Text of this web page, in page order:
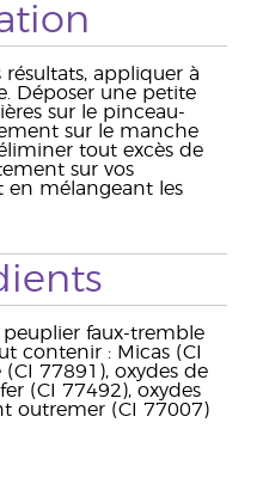
appliquer à
Déposer une petite
sur le pinceau-
sur le manche
tout excès de
sur vos
en mélangeant les
peuplier faux-tremble
contenir : Micas (CI
77891), oxydes de
(CI 77492), oxydes
outremer (CI 77007)